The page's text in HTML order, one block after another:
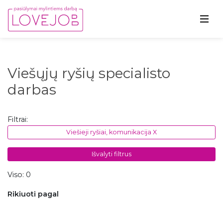
Viešųjų ryšių specialisto
darbas
Filtrai:
Viešieji ryšiai, komunikacija X
Išvalyti filtrus
Viso: 0
Rikiuoti pagal